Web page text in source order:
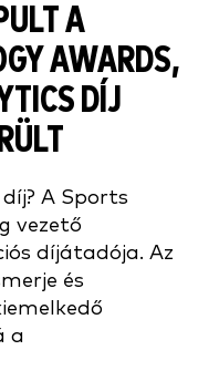
A
AWARDS,
DÍJ
A Sports
vezető
díjátadója. Az
és
a